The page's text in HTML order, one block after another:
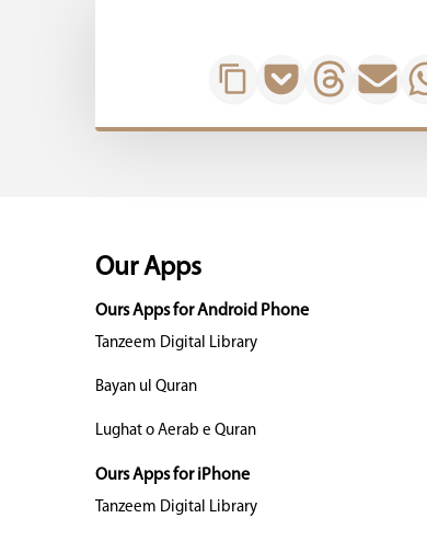
Our Apps
Ours Apps for Android Phone
Tanzeem Digital Library
Bayan ul Quran
Lughat o Aerab e Quran
Ours Apps for iPhone
Tanzeem Digital Library